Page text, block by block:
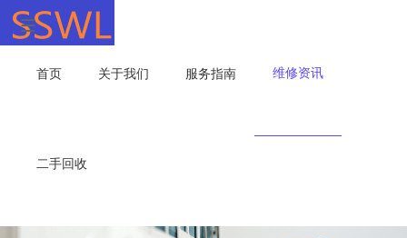
首页 关于我们 服务指南 维修资讯
二手回收